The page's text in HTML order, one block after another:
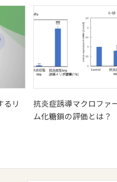
るリ
抗炎症誘導マクロファ
ム化糖鎖の評価とは？